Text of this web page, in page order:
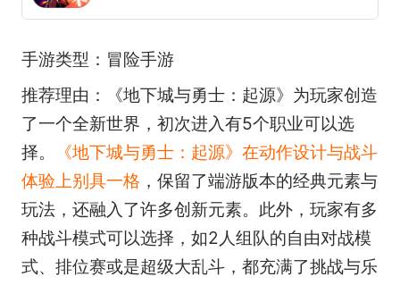
手游类型：冒险手游
推荐理由：《地下城与勇士：起源》为玩家创造
了一个全新世界，初次进入有5个职业可以选
择。
《地下城与勇士：起源》在动作设计与战斗
体验上别具一格 ，保留了端游版本的经典元素与
玩法，还融入了许多创新元素。此外，玩家有多
种战斗模式可以选择，如2人组队的自由对战模
式、排位赛或是超级大乱斗，都充满了挑战与乐